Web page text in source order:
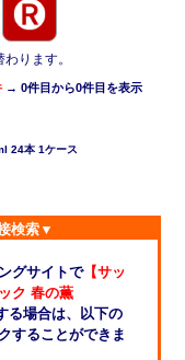
ります。
→ 0件目から0件目を表示
24本 1ケース
検索▼
グサイトで【サッ
ク 春の薫
る場合は、以下の
することができま